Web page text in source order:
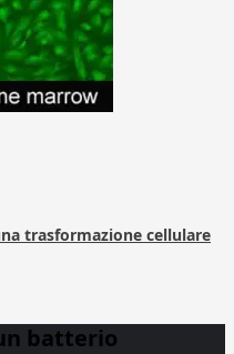
trasformazione cellulare
batterio